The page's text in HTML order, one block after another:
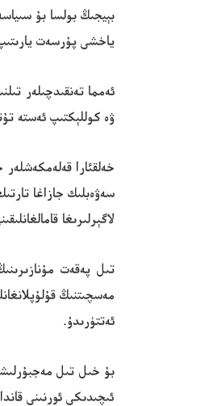
بېيجىڭ بولسا بۇ
ياخشى پۇرسەت يارىتىپ
ئەمما تەنقىدچىلەر
ۋە كوللېكتىپ ئەستە
خەلقئارا قەلەمكەشلەر
سەۋەبلىك جازاغا
لاگېرلىرىغا
تىل پەقەت
مەسچىتنىڭ
ئەتتۈرىدۇ.
بۇ خىل تىل
ئىچىدىكى ئورنىنى